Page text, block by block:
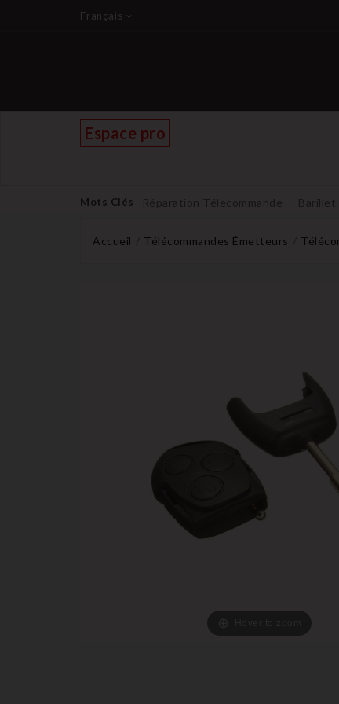
Français
Espace pro
Mots Clés Réparation Télecommande Barillet
Accueil Télécommandes Émetteurs